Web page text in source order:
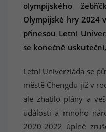
olympijského
Olympijské hry 2024
přinesou Letní
se konečně
Letní Univerziáda se
městě Chengdu již v
ale zhatilo plány a
události a mnoho
2020-2022 úplně